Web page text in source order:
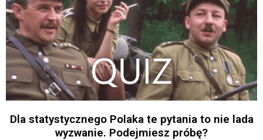
Dla statystycznego Polaka te pytania to nie lada
wyzwanie. Podejmiesz próbę?